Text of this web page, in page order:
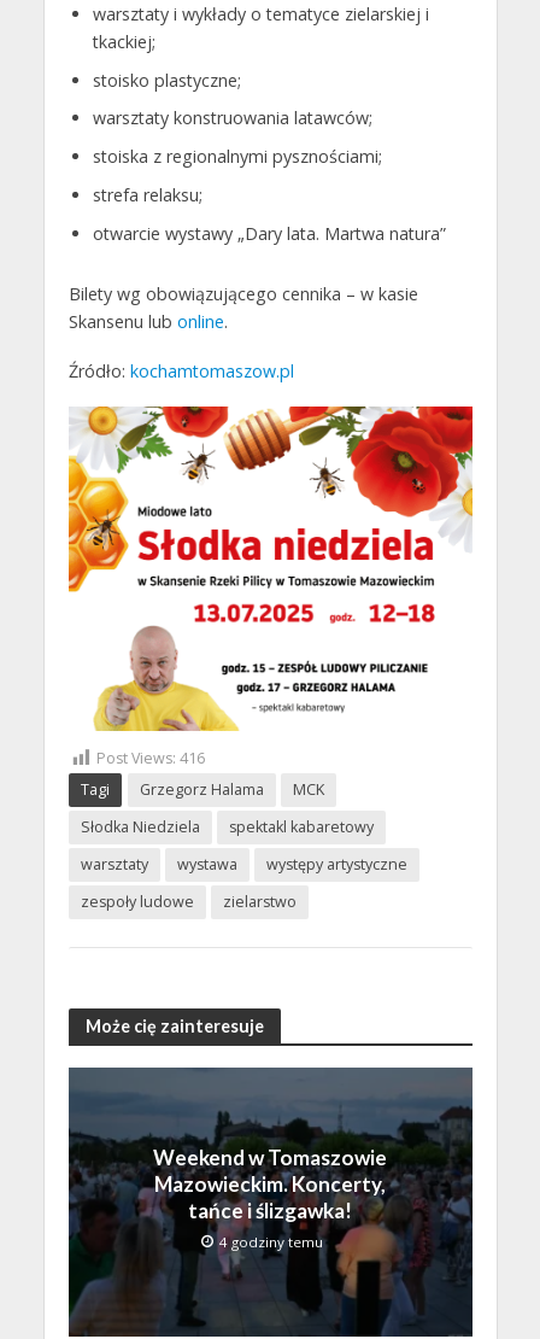
warsztaty i wykłady o tematyce zielarskiej i
tkackiej;
stoisko plastyczne;
warsztaty konstruowania latawców;
stoiska z regionalnymi pysznościami;
strefa relaksu;
otwarcie wystawy „Dary lata. Martwa natura”
Bilety wg obowiązującego cennika – w kasie
Skansenu lub online.
Źródło: kochamtomaszow.pl
Post Views: 416
Tagi
Grzegorz Halama
MCK
Słodka Niedziela
spektakl kabaretowy
warsztaty
wystawa
występy artystyczne
zespoły ludowe
zielarstwo
Może cię zainteresuje
Weekend w Tomaszowie
Mazowieckim. Koncerty,
tańce i ślizgawka!
4 godziny temu